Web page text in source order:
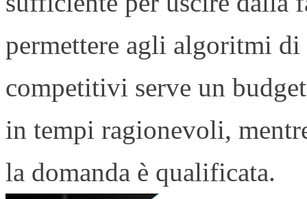
permettere agli algoritmi
competitivi serve un
in tempi ragionevoli,
la domanda è qualificata.